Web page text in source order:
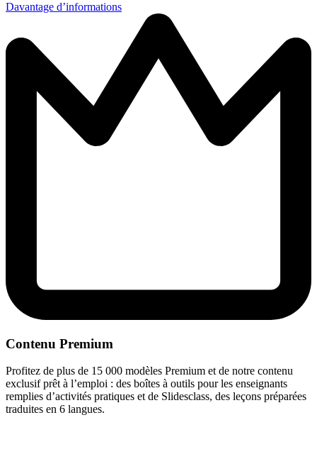
Davantage d’informations
Contenu Premium
Profitez de plus de 15 000 modèles Premium et de notre contenu
exclusif prêt à l’emploi : des boîtes à outils pour les enseignants
remplies d’activités pratiques et de Slidesclass, des leçons préparées
traduites en 6 langues.